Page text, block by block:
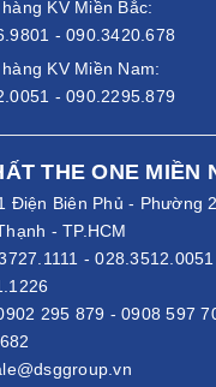
két sắt bảo mật có
KV Miền Bắc:
- 090.3420.678
KV Miền Nam:
- 090.2295.879
THE ONE MIỀN
Điện Biên Phủ - Phường
- TP.HCM
-028.3512.0051
295 879 - 0908 597